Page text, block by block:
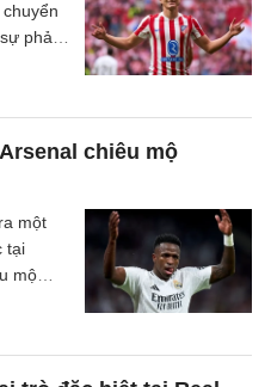
phản
chiêu mộ
một
tại
mộ